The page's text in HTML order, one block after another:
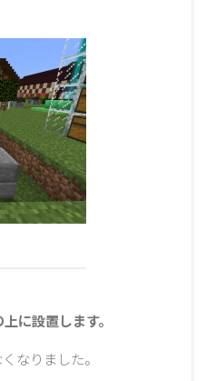
に設置します。
なりました。